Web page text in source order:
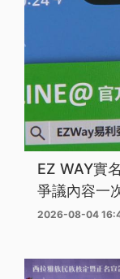
EZ WAY實
爭議內容一
2026-08-04